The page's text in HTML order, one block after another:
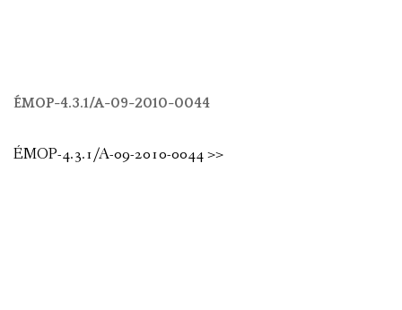
ÉMOP-4.3.1/A-09-2010-0044
ÉMOP-4.3.1/A-09-2010-0044 >>